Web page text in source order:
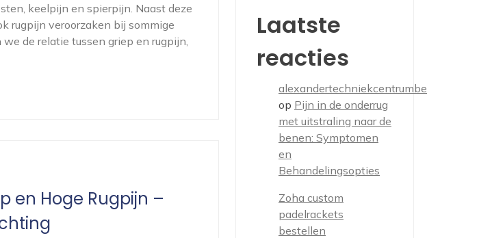
keelpijn en spierpijn. Naast deze
rugpijn veroorzaken bij sommige
de relatie tussen griep en rugpijn,
en Hoge Rugpijn –
Laatste
reacties
alexandertechniekcentrumbe
op Pijn in de onderrug
met uitstraling naar de
benen: Symptomen
en
Behandelingsopties
Zoha custom
padelrackets
bestellen